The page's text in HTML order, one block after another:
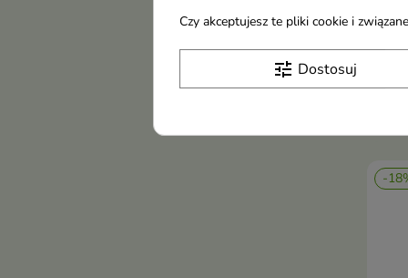
-
Czy akceptujesz te pliki cookie i
tune Dostosuj